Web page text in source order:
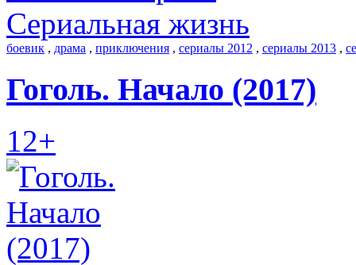
Сериальная жизнь
боевик , драма , приключения , сериалы 2012 , сериалы 2013 ,
Гоголь. Начало (2017)
12+